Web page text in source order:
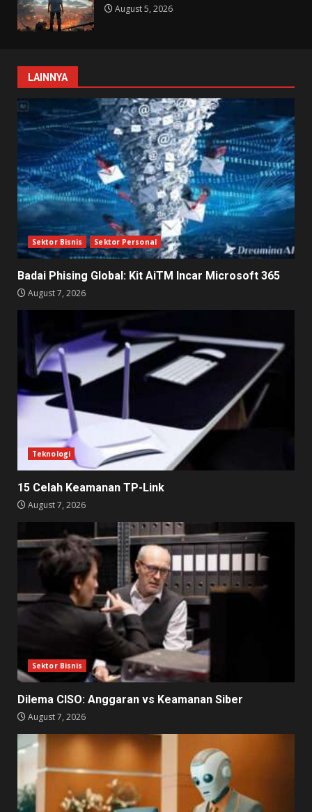
August 5, 2026
LAINNYA
Sektor Bisnis Sektor Personal
Badai Phising Global: Kit AiTM Incar Microsoft 365
August 7, 2026
Teknologi
15 Celah Keamanan TP-Link
August 7, 2026
Sektor Bisnis
Dilema CISO: Anggaran vs Keamanan Siber
August 7, 2026